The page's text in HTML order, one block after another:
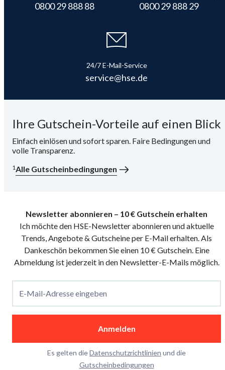
0800 29 888 88 0800 29 888 29
24/7 E-Mail-Service
service@hse.de
Ihre Gutschein-Vorteile auf einen Blick
Einfach einlösen und sofort sparen. Faire Bedingungen und
volle Transparenz.
1Alle Gutscheinbedingungen
Newsletter abonnieren – 10 € Gutschein erhalten
Ich möchte den HSE-Newsletter abonnieren und aktuelle
Trends, Angebote & Gutscheine per E-Mail erhalten. Als
Dankeschön bekommen Sie einen 10 € Gutschein. Eine
Abmeldung ist jederzeit in den Newsletter-E-Mails möglich.
E-Mail-Adresse eingeben
Anmelden
Es gelten dieDatenschutzrichtlinien und die
Gutscheinbedingungen